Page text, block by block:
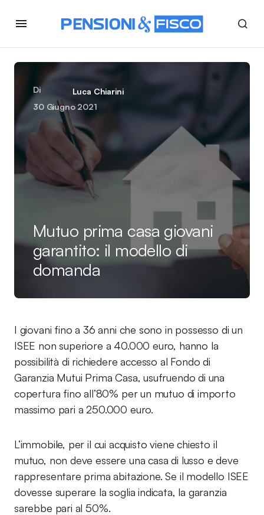
Di
Luca Chiarini
30 Giugno 2021
Mutuo prima casa giovani
garantito: il modello di
domanda
I giovani fino a 36 anni che sono in possesso di un
ISEE non superiore a 40.000 euro, hanno la
possibilità di richiedere accesso al Fondo di
Garanzia Mutui Prima Casa, usufruendo di una
copertura fino all’80% per un mutuo di importo
massimo pari a 250.000 euro.
L’immobile, per il cui acquisto viene chiesto il
mutuo, non deve essere una casa di lusso e deve
rappresentare prima abitazione. Se il modello ISEE
dovesse superare la soglia indicata, la garanzia
sarebbe pari al 50%.